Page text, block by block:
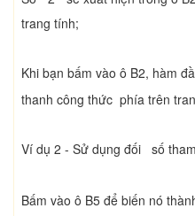
trang tính;
Khi bạn bấm vào ô B2, hàm
thanh công thức phía trên
Ví dụ 2 - Sử dụng đối số
Bấm vào ô B5 để biến nó